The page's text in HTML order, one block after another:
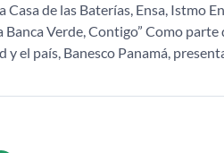
Casa de las Baterías, Ensa, Istmo
Banca Verde, Contigo” Como
y el país, Banesco Panamá,